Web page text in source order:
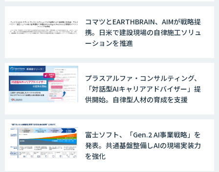
コマツとEARTHBRAIN、AIMが戦略提
携。日米で建設現場の自律施工ソリュ
ーションを推進
プラスアルファ・コンサルティング、
「対話型AIキャリアアドバイザー」提
供開始。自律型人材の育成を支援
富士ソフト、「Gen.2 AI事業戦略」を
発表。共通基盤整備しAIの現場実装力
を強化